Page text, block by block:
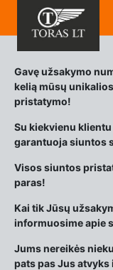
Gavę užsakymo
kelią mūsų
pristatymo!
Su kiekvienu
garantuoja siuntos
Visos siuntos
paras!
Kai tik Jūsų
informuosime apie
Jums nereikės
pats pas Jus atvyks